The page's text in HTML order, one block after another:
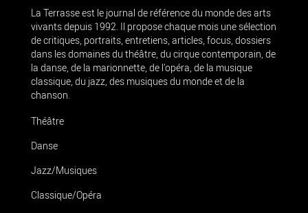
La Terrasse est le journal de référence du monde des arts
vivants depuis 1992. Il propose chaque mois une sélection
de critiques, portraits, entretiens, articles, focus, dossiers
dans les domaines du théâtre, du cirque contemporain, de
la danse, de la marionnette, de l’opéra, de la musique
classique, du jazz, des musiques du monde et de la
chanson.
Théâtre
Danse
Jazz/Musiques
Classique/Opéra